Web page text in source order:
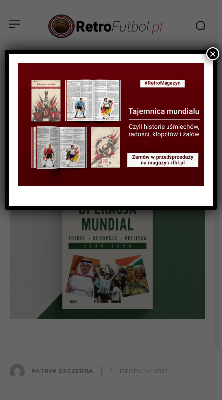
KSIĄŻKI RECENZJA
„Operacja mundial. Futbol,
korupcja, polityka. 1930-
2026” – recenzja
PATRYK SZCZERBA 21 LISTOPADA 2022
×